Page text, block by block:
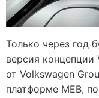
Только через год
версия концепции
от Volkswagen
платформе MEB,